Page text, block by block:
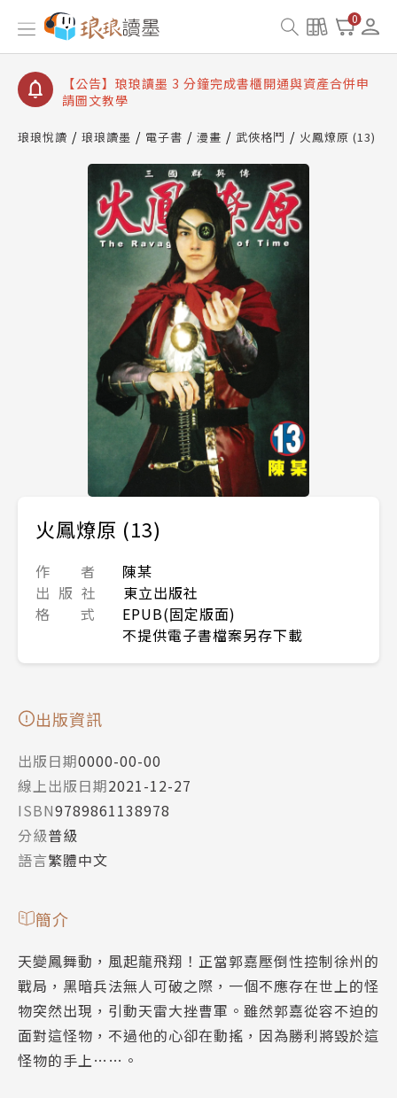
0
【公告】琅琅讀墨數位閱讀資產合併與書櫃開通申請
【公告】琅琅讀墨書櫃開通常見問題
【公告】琅琅讀墨 3 分鐘完成書櫃開通與資產合併申
請圖文教學
查詢
【公告】琅琅讀墨數位閱讀資產合併與書櫃開通申請
琅琅悅讀 琅琅讀墨 電子書 漫畫 武俠格鬥 火鳳燎原 (13)
火鳳燎原 (13)
作 者
陳某
出 版 社
東立出版社
格 式
EPUB(固定版面)
不提供電子書檔案另存下載
出版資訊
出版日期0000-00-00
線上出版日期2021-12-27
ISBN9789861138978
分級普級
語言繁體中文
簡介
天變鳳舞動，風起龍飛翔！正當郭嘉壓倒性控制徐州的
戰局，黑暗兵法無人可破之際，一個不應存在世上的怪
物突然出現，引動天雷大挫曹軍。雖然郭嘉從容不迫的
面對這怪物，不過他的心卻在動搖，因為勝利將毀於這
怪物的手上……。